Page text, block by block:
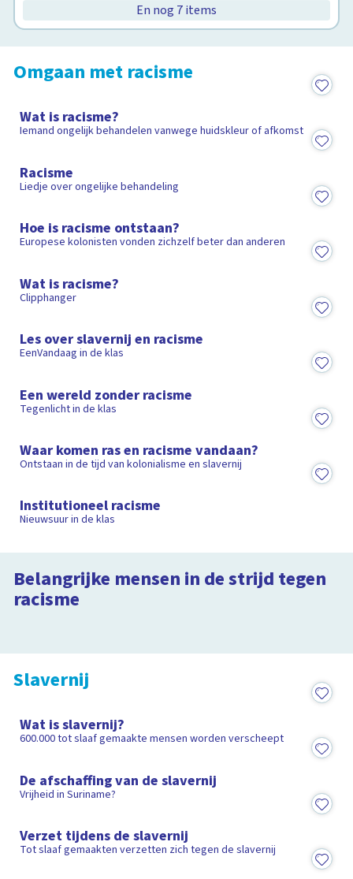
En nog 7 items
Omgaan met racisme
Wat is racisme?
Iemand ongelijk behandelen vanwege huidskleur of afkomst
Racisme
Liedje over ongelijke behandeling
Hoe is racisme ontstaan?
Europese kolonisten vonden zichzelf beter dan anderen
Wat is racisme?
Clipphanger
Les over slavernij en racisme
EenVandaag in de klas
Een wereld zonder racisme
Tegenlicht in de klas
Waar komen ras en racisme vandaan?
Ontstaan in de tijd van kolonialisme en slavernij
Institutioneel racisme
Nieuwsuur in de klas
Belangrijke mensen in de strijd tegen
racisme
Wie was Martin Luther King?
Clipphanger
Wie was Anton de Kom?
Clipphanger
Slavernij
Wat is slavernij?
600.000 tot slaaf gemaakte mensen worden verscheept
De afschaffing van de slavernij
Vrijheid in Suriname?
Verzet tijdens de slavernij
Tot slaaf gemaakten verzetten zich tegen de slavernij